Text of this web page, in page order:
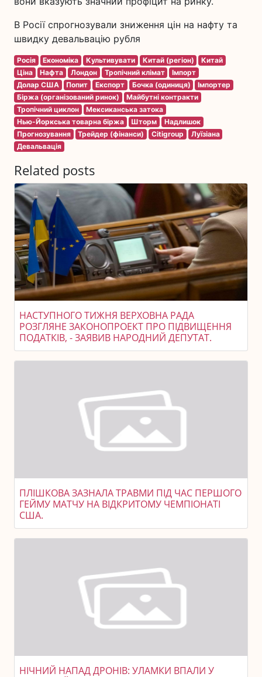
В Росії спрогнозували зниження цін на нафту та
швидку девальвацію рубля
Росія Економіка Культивувати Китай (регіон)
Китай
Ціна
Нафта Лондон Тропічний клімат
Імпорт
Долар США
Попит Експорт Бочка (одиниця)
Імпортер
Біржа (організований ринок)
Майбутні контракти
Тропічний циклон
Мексиканська затока
Нью-Йоркська товарна біржа
Шторм
Надлишок
Прогнозування
Трейдер (фінанси) Citigroup
Луїзіана
Девальвація
Related posts
НАСТУПНОГО ТИЖНЯ ВЕРХОВНА РАДА
РОЗГЛЯНЕ ЗАКОНОПРОЕКТ ПРО ПІДВИЩЕННЯ
ПОДАТКІВ, - ЗАЯВИВ НАРОДНИЙ ДЕПУТАТ.
ПЛІШКОВА ЗАЗНАЛА ТРАВМИ ПІД ЧАС ПЕРШОГО
ГЕЙМУ МАТЧУ НА ВІДКРИТОМУ ЧЕМПІОНАТІ
США.
НІЧНИЙ НАПАД ДРОНІВ: УЛАМКИ ВПАЛИ У